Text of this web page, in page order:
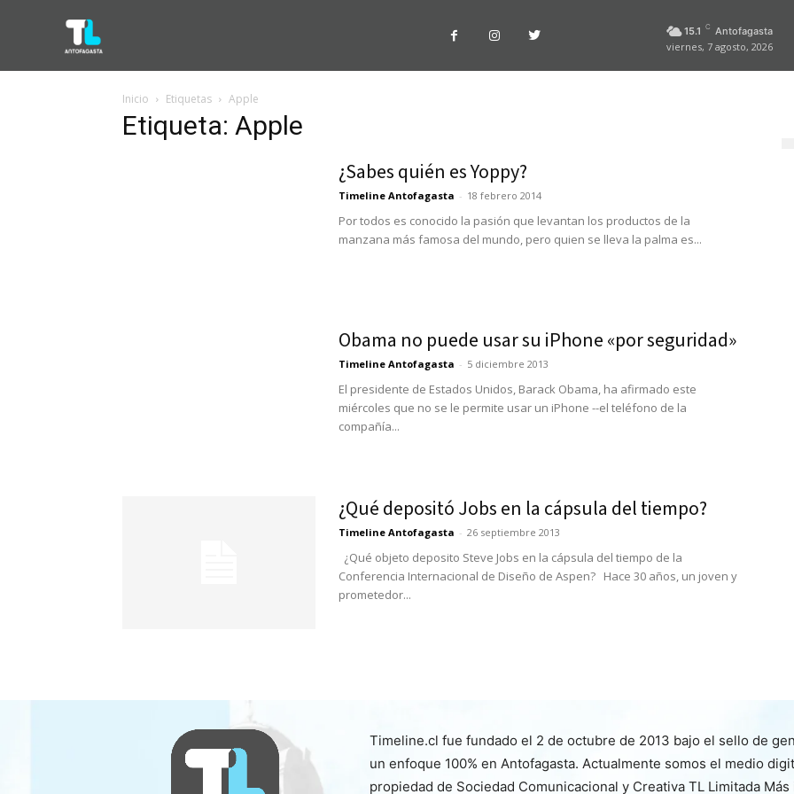
15.1 C Antofagasta
viernes, 7 agosto, 2026
Inicio Etiquetas Apple
Etiqueta: Apple
¿Sabes quién es Yoppy?
Timeline Antofagasta - 18 febrero 2014
Por todos es conocido la pasión que levantan los productos de la
manzana más famosa del mundo, pero quien se lleva la palma es...
Obama no puede usar su iPhone «por seguridad»
Timeline Antofagasta - 5 diciembre 2013
El presidente de Estados Unidos, Barack Obama, ha afirmado este
miércoles que no se le permite usar un iPhone --el teléfono de la
compañía...
¿Qué depositó Jobs en la cápsula del tiempo?
Timeline Antofagasta - 26 septiembre 2013
¿Qué objeto deposito Steve Jobs en la cápsula del tiempo de la
Conferencia Internacional de Diseño de Aspen? Hace 30 años, un joven y
prometedor...
Timeline.cl fue fundado el 2 de octubre de 2013 bajo el sello de
un enfoque 100% en Antofagasta. Actualmente somos el medio
propiedad de Sociedad Comunicacional y Creativa TL Limitada